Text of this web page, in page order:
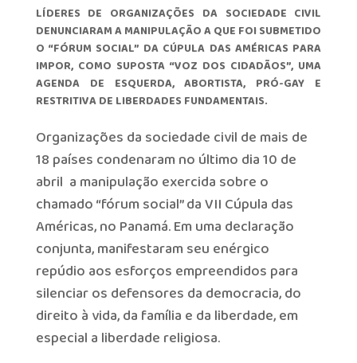
LÍDERES DE ORGANIZAÇÕES DA SOCIEDADE CIVIL
DENUNCIARAM A MANIPULAÇÃO A QUE FOI SUBMETIDO
O “FÓRUM SOCIAL” DA CÚPULA DAS AMÉRICAS PARA
IMPOR, COMO SUPOSTA “VOZ DOS CIDADÃOS”, UMA
AGENDA DE ESQUERDA, ABORTISTA, PRÓ-GAY E
RESTRITIVA DE LIBERDADES FUNDAMENTAIS.
Organizações da sociedade civil de mais de
18 países condenaram no último dia 10 de
abril a manipulação exercida sobre o
chamado “fórum social” da VII Cúpula das
Américas, no Panamá. Em uma declaração
conjunta, manifestaram seu enérgico
repúdio aos esforços empreendidos para
silenciar os defensores da democracia, do
direito à vida, da família e da liberdade, em
especial a liberdade religiosa.